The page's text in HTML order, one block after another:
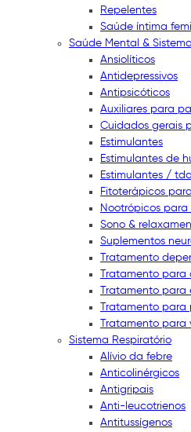
Repelentes
Saúde íntima
Saúde Mental &
Ansiolíticos
Antidepressivos
Antipsicóticos
Auxiliares para
Cuidados gerais
Estimulantes
Estimulantes de
Estimulantes /
Fitoterápicos
Nootrópicos
Sono &
Suplementos
Tratamento
Tratamento para
Tratamento para
Tratamento para
Tratamento para
Sistema Respiratório
Alívio da febre
Anticolinérgicos
Antigripais
Anti-leucotrienos
Antitussígenos